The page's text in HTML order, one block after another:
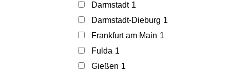
Darmstadt 1
Darmstadt-Dieburg 1
Frankfurt am Main 1
Fulda 1
Gießen 1